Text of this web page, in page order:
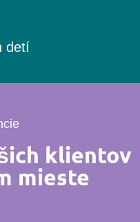
detí
klientov
mieste